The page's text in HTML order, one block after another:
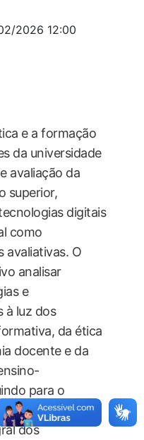
2026 12:00
e a formação
da universidade
avaliação da
superior,
digitais
como
avaliativas. O
analisar
e
à luz dos
da ética
docente e da
para o
pedagógicas
dos